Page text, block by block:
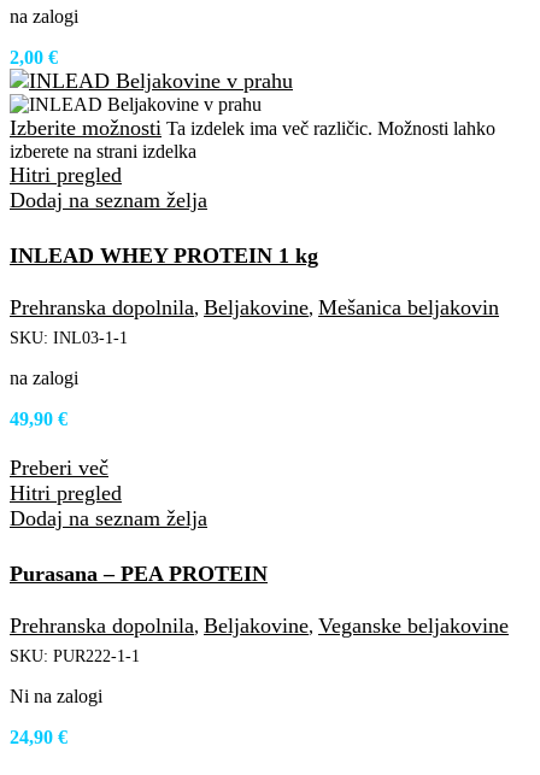
na zalogi
2,00 €
Izberite možnosti Ta izdelek ima več različic. Možnosti lahko
izberete na strani izdelka
Hitri pregled
Dodaj na seznam želja
INLEAD WHEY PROTEIN 1 kg
Prehranska dopolnila, Beljakovine, Mešanica beljakovin
SKU: INL03-1-1
na zalogi
49,90 €
Preberi več
Hitri pregled
Dodaj na seznam želja
Purasana – PEA PROTEIN
Prehranska dopolnila, Beljakovine, Veganske beljakovine
SKU: PUR222-1-1
Ni na zalogi
24,90 €